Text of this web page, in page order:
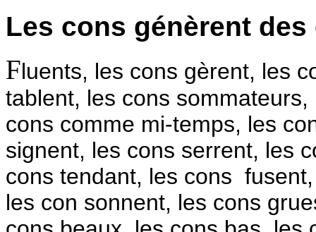
Les cons génèrent des
Fluents, les cons gèrent, les
tablent, les cons
cons comme mi-temps, les
signent, les cons serrent, les
cons tendant, les cons
les con sonnent, les cons